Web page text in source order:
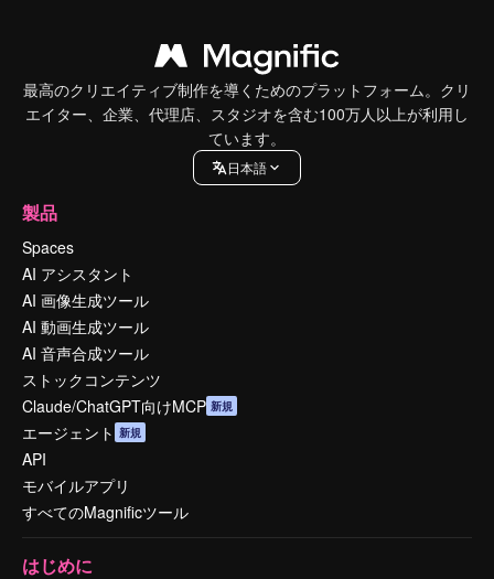
最高のクリエイティブ制作を導くためのプラットフォーム。クリ
エイター、企業、代理店、スタジオを含む100万人以上が利用し
ています。
日本語
製品
Spaces
AI アシスタント
AI 画像生成ツール
AI 動画生成ツール
AI 音声合成ツール
ストックコンテンツ
Claude/ChatGPT向けMCP 新規
エージェント 新規
API
モバイルアプリ
すべてのMagnificツール
はじめに